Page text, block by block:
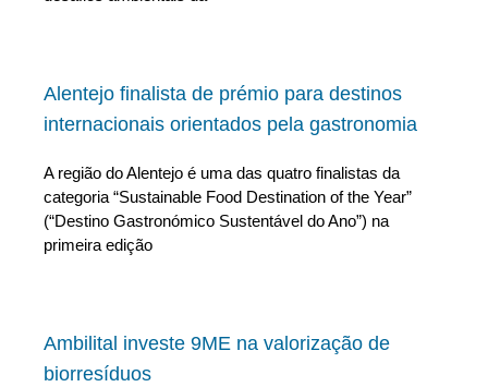
Alentejo finalista de prémio para destinos
internacionais orientados pela gastronomia
A região do Alentejo é uma das quatro finalistas da
categoria “Sustainable Food Destination of the Year”
(“Destino Gastronómico Sustentável do Ano”) na
primeira edição
Ambilital investe 9ME na valorização de
biorresíduos